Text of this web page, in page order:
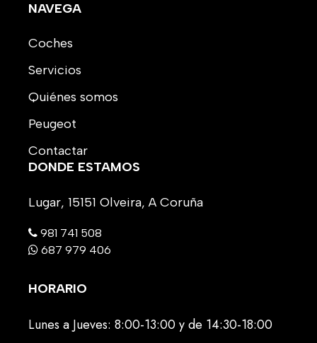
NAVEGA
Coches
Servicios
Quiénes somos
Peugeot
Contactar
DONDE ESTAMOS
Lugar, 15151 Olveira, A Coruña
981 741 508
687 979 406
HORARIO
Lunes a Jueves: 8:00-13:00 y de 14:30-18:00